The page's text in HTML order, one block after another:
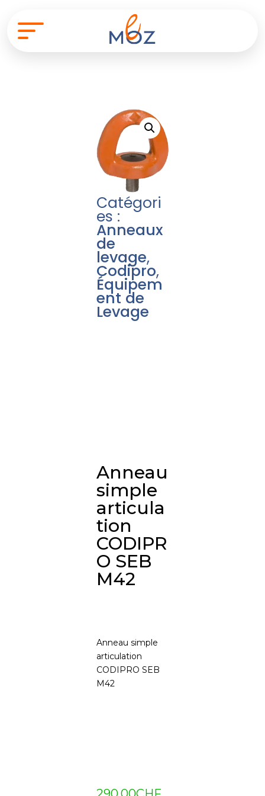
Catégori
es :
Anneaux
de
levage,
Codipro,
Équipem
ent de
Levage
Anneau
simple
articula
tion
CODIPR
O SEB
M42
Anneau simple
articulation
CODIPRO SEB
M42